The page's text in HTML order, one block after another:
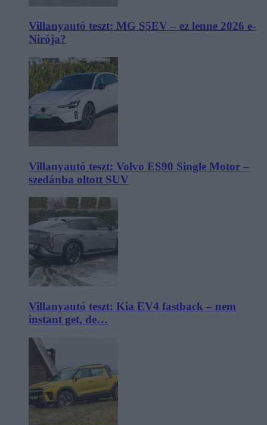
Villanyautó teszt: MG S5EV – ez lenne 2026 e-
Nirója?
Villanyautó teszt: Volvo ES90 Single Motor –
szedánba oltott SUV
Villanyautó teszt: Kia EV4 fastback – nem
instant get, de…